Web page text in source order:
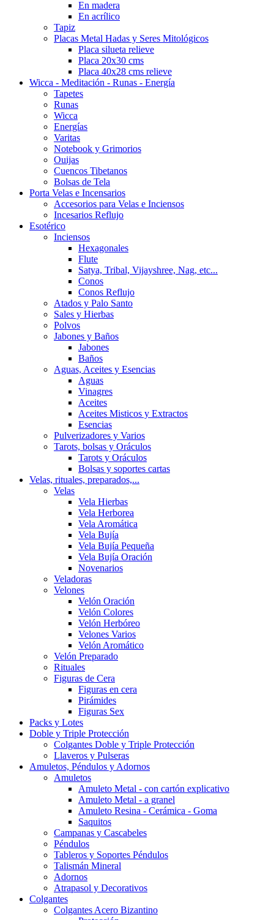
En madera
En acrílico
Tapiz
Placas Metal Hadas y Seres Mitológicos
Placa silueta relieve
Placa 20x30 cms
Placa 40x28 cms relieve
Wicca - Meditación - Runas - Energía
Tapetes
Runas
Wicca
Energías
Varitas
Notebook y Grimorios
Ouijas
Cuencos Tibetanos
Bolsas de Tela
Porta Velas e Incensarios
Accesorios para Velas e Inciensos
Incesarios Reflujo
Esotérico
Inciensos
Hexagonales
Flute
Satya, Tribal, Vijayshree, Nag, etc...
Conos
Conos Reflujo
Atados y Palo Santo
Sales y Hierbas
Polvos
Jabones y Baños
Jabones
Baños
Aguas, Aceites y Esencias
Aguas
Vinagres
Aceites
Aceites Misticos y Extractos
Esencias
Pulverizadores y Varios
Tarots, bolsas y Oráculos
Tarots y Oráculos
Bolsas y soportes cartas
Velas, rituales, preparados,...
Velas
Vela Hierbas
Vela Herborea
Vela Aromática
Vela Bujía
Vela Bujía Pequeña
Vela Bujía Oración
Novenarios
Veladoras
Velones
Velón Oración
Velón Colores
Velón Herbóreo
Velones Varios
Velón Aromático
Velón Preparado
Rituales
Figuras de Cera
Figuras en cera
Pirámides
Figuras Sex
Packs y Lotes
Doble y Triple Protección
Colgantes Doble y Triple Protección
Llaveros y Pulseras
Amuletos, Péndulos y Adornos
Amuletos
Amuleto Metal - con cartón explicativo
Amuleto Metal - a granel
Amuleto Resina - Cerámica - Goma
Saquitos
Campanas y Cascabeles
Péndulos
Tableros y Soportes Péndulos
Talismán Mineral
Adornos
Atrapasol y Decorativos
Colgantes
Colgantes Acero Bizantino